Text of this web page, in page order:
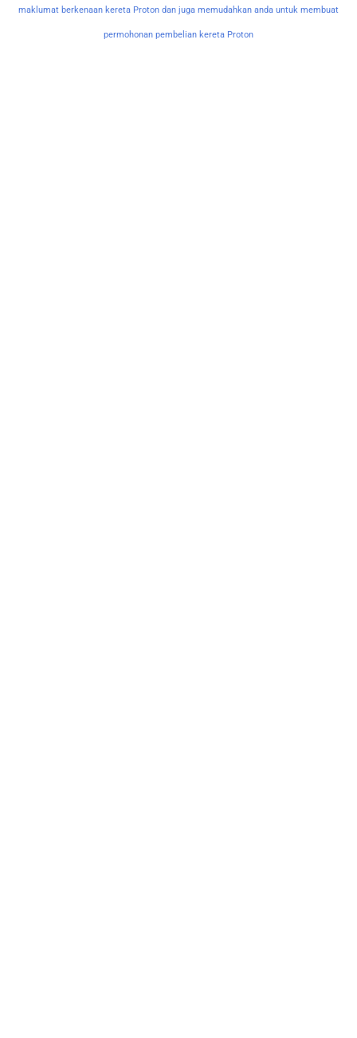
maklumat berkenaan kereta Proton dan juga memudahkan anda untuk membuat
permohonan pembelian kereta Proton